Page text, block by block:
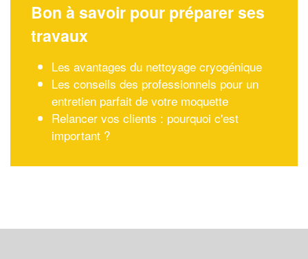
Bon à savoir pour préparer ses
travaux
Les avantages du nettoyage cryogénique
Les conseils des professionnels pour un
entretien parfait de votre moquette
Relancer vos clients : pourquoi c'est
important ?